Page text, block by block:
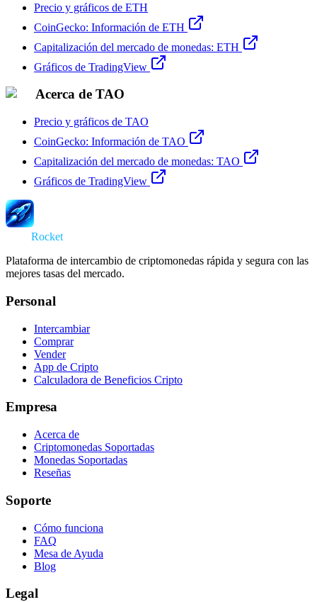
Precio y gráficos de ETH
CoinGecko: Información de ETH
Capitalización del mercado de monedas: ETH
Gráficos de TradingView
Acerca de TAO
Precio y gráficos de TAO
CoinGecko: Información de TAO
Capitalización del mercado de monedas: TAO
Gráficos de TradingView
Rocket
Plataforma de intercambio de criptomonedas rápida y segura con las
mejores tasas del mercado.
Personal
Intercambiar
Comprar
Vender
App de Cripto
Calculadora de Beneficios Cripto
Empresa
Acerca de
Criptomonedas Soportadas
Monedas Soportadas
Reseñas
Soporte
Cómo funciona
FAQ
Mesa de Ayuda
Blog
Legal